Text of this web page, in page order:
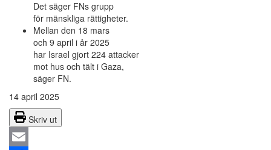
Det säger FNs grupp
för mänskliga rättigheter.
Mellan den 18 mars
och 9 april i år 2025
har Israel gjort 224 attacker
mot hus och tält i Gaza,
säger FN.
14 april 2025
Skriv ut